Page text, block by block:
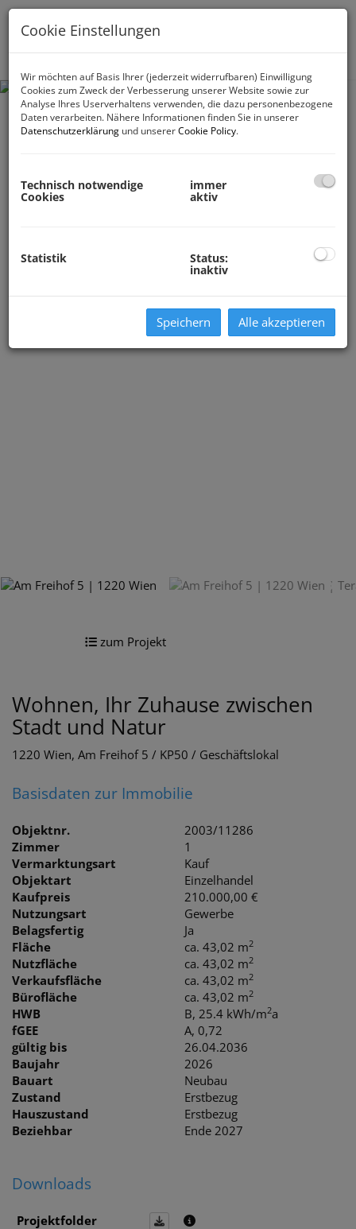
zum Projekt
Wohnen, Ihr Zuhause zwischen
Stadt und Natur
1220 Wien, Am Freihof 5 / KP50 / Geschäftslokal
Basisdaten zur Immobilie
Objektnr.
2003/11286
Zimmer
1
Vermarktungsart
Kauf
Objektart
Einzelhandel
Kaufpreis
210.000,00 €
Nutzungsart
Gewerbe
Belagsfertig
Ja
Fläche
ca. 43,02 m2
Nutzfläche ca. 43,02 m2
Verkaufsfläche ca. 43,02 m2
Bürofläche ca. 43,02 m2
HWB B, 25.4 kWh/m2a
fGEE
A, 0,72
gültig bis
26.04.2036
Baujahr
2026
Bauart
Neubau
Zustand
Erstbezug
Hauszustand
Erstbezug
Beziehbar
Ende 2027
Downloads
Projektfolder
Cookie Einstellungen
Wir möchten auf Basis Ihrer (jederzeit widerrufbaren) Einwilligung
Cookies zum Zweck der Verbesserung unserer Website sowie zur
Analyse Ihres Userverhaltens verwenden, die dazu personenbezogene
Daten verarbeiten. Nähere Informationen finden Sie in unserer
Datenschutzerklärung und unsererCookie Policy.
Technisch notwendige
Cookies
immer
aktiv
Statistik Status:
inaktiv
Speichern Alle akzeptieren